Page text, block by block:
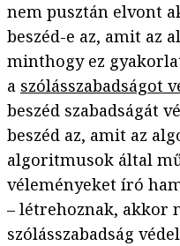
nem pusztán elvont
beszéd-e az, amit az
minthogy ez
a szólásszabadságot
beszéd szabadságát
beszéd az, amit az
algoritmusok által
véleményeket író
– létrehoznak, akkor
szólásszabadság